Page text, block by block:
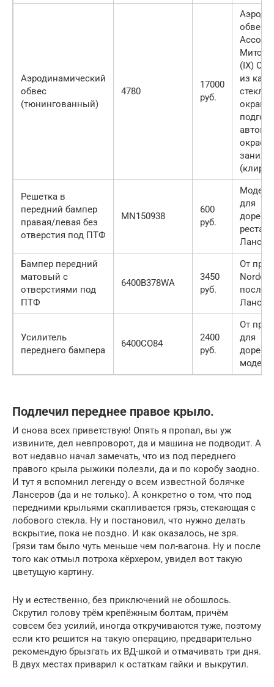
Аэродинамический
обвес
(тюнингованный)
4780
17000
руб.
обвес
(IX)
из
Решетка в
передний бампер
правая/левая без
отверстия под ПТФ
MN150938
600
руб.
Модель
для
Лансер
Бампер передний
матовый с
отверстиями под
ПТФ
6400В378WA
3450
руб.
От
Norden
Лансер
Усилитель
переднего бампера
6400СО84
2400
руб.
От
для
Подлечил переднее правое крыло.
И снова всех приветствую! Опять я пропал, вы уж
извините, дел невпроворот, да и машина не подводит. А
вот недавно начал замечать, что из под переднего
правого крыла рыжики полезли, да и по коробу заодно.
И тут я вспомнил легенду о всем известной болячке
Лансеров (да и не только). А конкретно о том, что под
передними крыльями скапливается грязь, стекающая с
лобового стекла. Ну и постановил, что нужно делать
вскрытие, пока не поздно. И как оказалось, не зря.
Грязи там было чуть меньше чем пол-вагона. Ну и после
того как отмыл потроха кёрхером, увидел вот такую
цветущую картину.
Ну и естественно, без приключений не обошлось.
Скрутил голову трём крепёжным болтам, причём
совсем без усилий, иногда откручиваются туже, поэтому
если кто решится на такую операцию, предварительно
рекомендую брызгать их ВД-шкой и отмачивать три дня.
В двух местах приварил к остаткам гайки и выкрутил.